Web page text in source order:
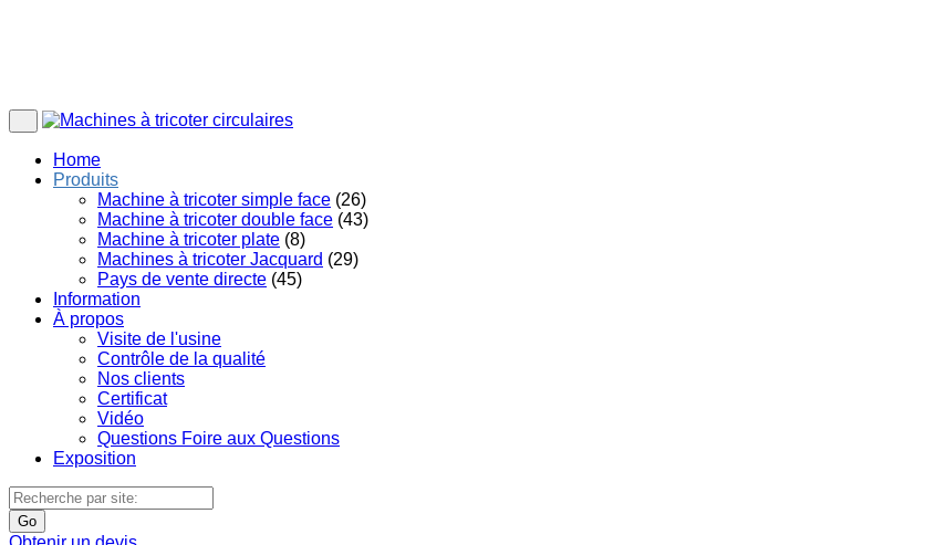
Home
Produits
Machine à tricoter simple face (26)
Machine à tricoter double face (43)
Machine à tricoter plate (8)
Machines à tricoter Jacquard (29)
Pays de vente directe (45)
Information
À propos
Visite de l'usine
Contrôle de la qualité
Nos clients
Certificat
Vidéo
Questions Foire aux Questions
Exposition
Go